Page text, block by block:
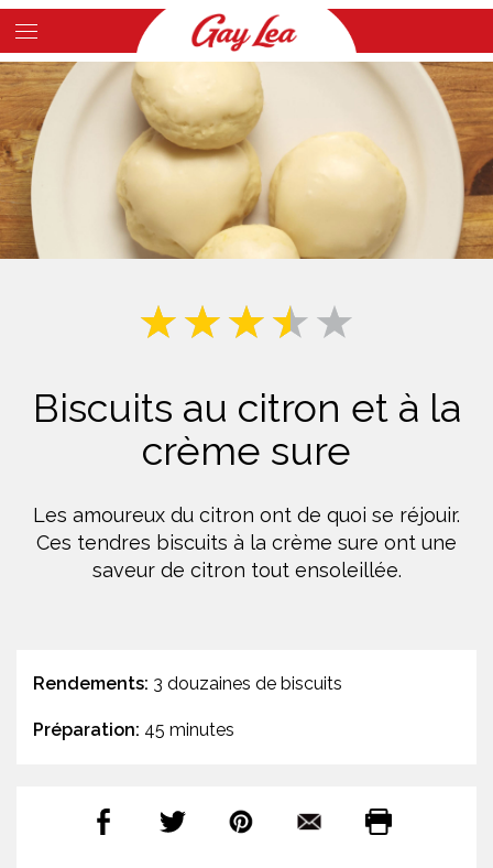
Skip
to
main
content
Main
Content
Biscuits au citron et à la
crème sure
Les amoureux du citron ont de quoi se réjouir.
Ces tendres biscuits à la crème sure ont une
saveur de citron tout ensoleillée.
Rendements: 3 douzaines de biscuits
Préparation: 45 minutes